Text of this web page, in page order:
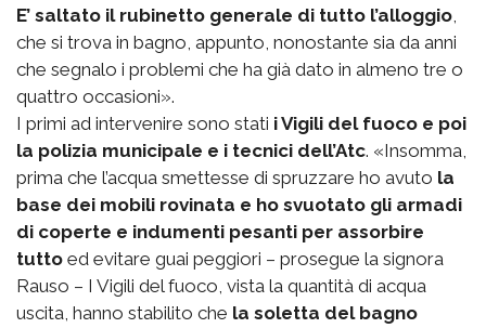
E’ saltato il rubinetto generale di tutto l’alloggio,
che si trova in bagno, appunto, nonostante sia da anni
che segnalo i problemi che ha già dato in almeno tre o
quattro occasioni».
I primi ad intervenire sono stati i Vigili del fuoco e poi
la polizia municipale e i tecnici dell’Atc. «Insomma,
prima che l’acqua smettesse di spruzzare ho avuto la
base dei mobili rovinata e ho svuotato gli armadi
di coperte e indumenti pesanti per assorbire
tutto ed evitare guai peggiori – prosegue la signora
Rauso – I Vigili del fuoco, vista la quantità di acqua
uscita, hanno stabilito che la soletta del bagno